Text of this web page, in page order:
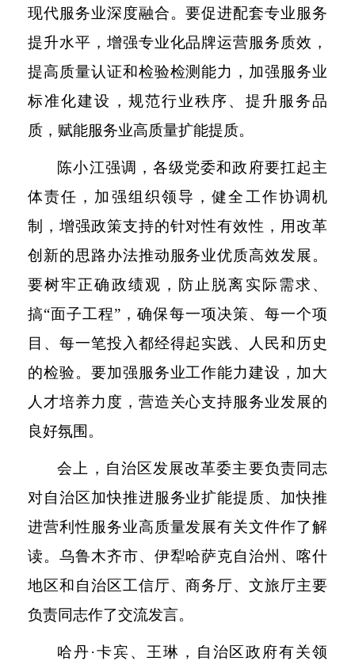
现代服务业深度融合。要促进配套专业服务
提升水平，增强专业化品牌运营服务质效，
提高质量认证和检验检测能力，加强服务业
标准化建设，规范行业秩序、提升服务品
质，赋能服务业高质量扩能提质。
陈小江强调，各级党委和政府要扛起主
体责任，加强组织领导，健全工作协调机
制，增强政策支持的针对性有效性，用改革
创新的思路办法推动服务业优质高效发展。
要树牢正确政绩观，防止脱离实际需求、
搞“面子工程”，确保每一项决策、每一个项
目、每一笔投入都经得起实践、人民和历史
的检验。要加强服务业工作能力建设，加大
人才培养力度，营造关心支持服务业发展的
良好氛围。
会上，自治区发展改革委主要负责同志
对自治区加快推进服务业扩能提质、加快推
进营利性服务业高质量发展有关文件作了解
读。乌鲁木齐市、伊犁哈萨克自治州、喀什
地区和自治区工信厅、商务厅、文旅厅主要
负责同志作了交流发言。
哈丹·卡宾、王琳，自治区政府有关领